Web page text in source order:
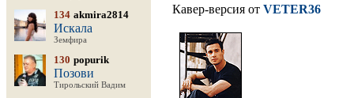
134 akmira2814
Искала
Земфира
130 popurik
Позови
Тирольский Вадим
Кавер-версия от VETER36